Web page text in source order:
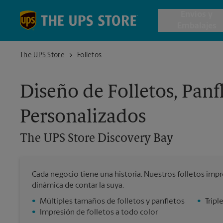
Cajas de
Todos
The UPS Store
The UPS Store Discovery Bay
Folletos
Diseño de Folletos,
Personalizados
The UPS Store Discovery Bay
Cada negocio tiene una historia. Nuestros folletos
dinámica de contar la suya.
•
Múltiples tamaños de folletos y panfletos
•
Impresión de folletos a todo color
•